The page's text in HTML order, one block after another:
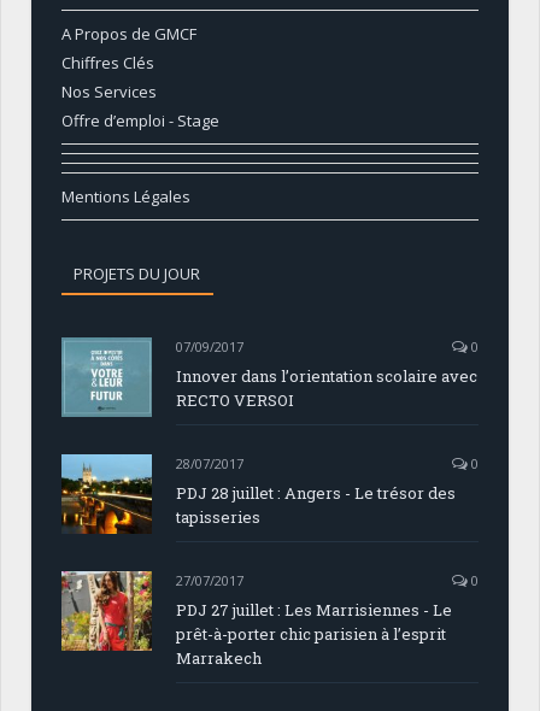
A Propos de GMCF
Chiffres Clés
Nos Services
Offre d’emploi - Stage
Mentions Légales
PROJETS DU JOUR
07/09/2017 0
Innover dans l’orientation scolaire avec
RECTO VERSOI
28/07/2017 0
PDJ 28 juillet : Angers - Le trésor des
tapisseries
27/07/2017 0
PDJ 27 juillet : Les Marrisiennes - Le
prêt-à-porter chic parisien à l’esprit
Marrakech